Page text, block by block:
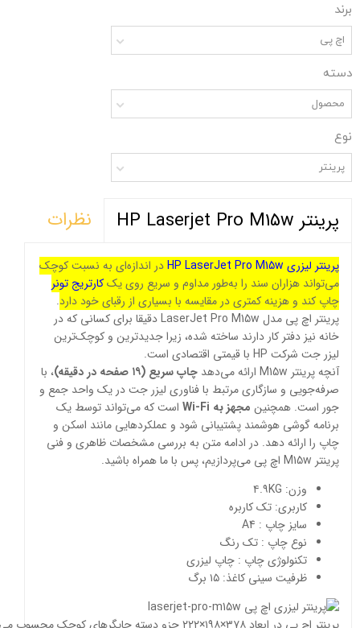
برند
اچ پی
دسته
محصول
نوع
پرینتر
پرینتر HP Laserjet Pro M15w نظرات
پرینتر لیزری HP LaserJet Pro M15w
در اندازه‌ای به نسبت کوچک
می‌تواند هزاران سند را به‌طور مداوم و سریع روی یککارتریج تونر
چاپ کند و هزینه کمتری در مقایسه با بسیاری از رقبای خود دارد.
پرینتر اچ پی مدل LaserJet Pro M15w دقیقا برای کسانی که در
خانه نیز دفتر کار دارند ساخته شده، زیرا جدید‌ترین و کوچک‌ترین
لیزر جت شرکت HP با قیمتی اقتصادی است.
آنچه پرینتر M15w ارائه می‌دهد
چاپ سریع (۱۹ صفحه در دقیقه)
، با
صرفه‌جویی و سازگاری مرتبط با فناوری لیزر جت در یک واحد جمع و
جور است. همچنین مجهز به Wi-Fi
است که می‌تواند توسط یک
برنامه گوشی هوشمند پشتیبانی شود و عملکرد‌هایی مانند اسکن و
چاپ را ارائه دهد. در ادامه متن به بررسی مشخصات ظاهری و فنی
پرینتر M15w اچ پی می‌پردازیم، پس با ما همراه باشید.
وزن: ۴.۹KG
کاربری: تک کاربره
سایز چاپ : A4
نوع چاپ : تک رنگ
تکنولوژی چاپ : چاپ لیزری
ظرفیت سینی کاغذ: ۱۵ برگ